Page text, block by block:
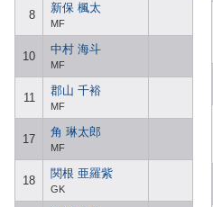
8
新保 楓太
MF
10
中村 海斗
MF
11
郡山 千裕
MF
17
角 琳太郎
MF
18
関根 亜羅紫
GK